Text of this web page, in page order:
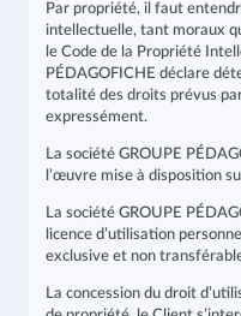
Par propriété, il faut
intellectuelle, tant moraux
le Code de la Propriété
PÉDAGOFICHE déclare
totalité des droits prévus
expressément.
La société GROUPE
l’œuvre mise à disposition
La société GROUPE
licence d’utilisation
exclusive et non
La concession du droit